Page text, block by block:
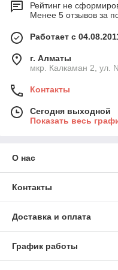
Рейтинг не
Менее 5 отзывов за
Работает с
г. Алматы
мкр. Калкаман 2, ул.
Контакты
Сегодня выходной
Показать весь
О нас
Контакты
Доставка и оплата
График работы